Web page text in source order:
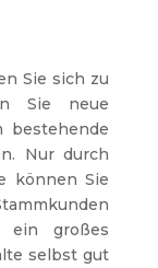
Sie sich zu
Sie neue
bestehende
Nur durch
können Sie
ein großes
selbst gut